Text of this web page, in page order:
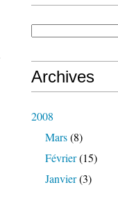
Archives
2008
Mars(8)
Février(15)
Janvier(3)